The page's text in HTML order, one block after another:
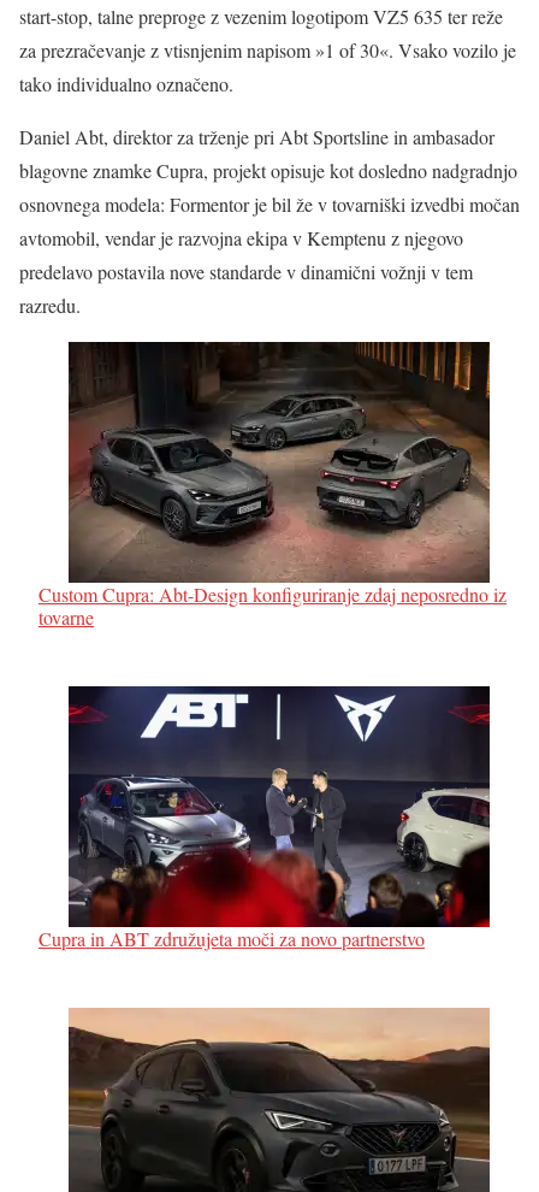
start-stop, talne preproge z vezenim logotipom VZ5 635 ter reže
za prezračevanje z vtisnjenim napisom »1 of 30«. Vsako vozilo je
tako individualno označeno.
Daniel Abt, direktor za trženje pri Abt Sportsline in ambasador
blagovne znamke Cupra, projekt opisuje kot dosledno nadgradnjo
osnovnega modela: Formentor je bil že v tovarniški izvedbi močan
avtomobil, vendar je razvojna ekipa v Kemptenu z njegovo
predelavo postavila nove standarde v dinamični vožnji v tem
razredu.
Custom Cupra: Abt-Design konfiguriranje zdaj neposredno iz
tovarne
Cupra in ABT združujeta moči za novo partnerstvo